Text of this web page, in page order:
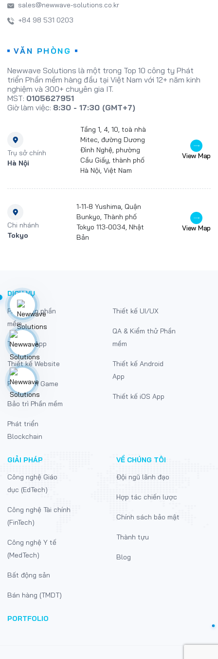
sales@newwave-solutions.co.kr
+84 98 531 0203
VĂN PHÒNG
Newwave Solutions là một trong Top 10 công ty Phát
triển Phần mềm hàng đầu tại Việt Nam với 12+ năm kinh
nghiệm và 300+ chuyên gia IT.
MST: 0105627951
Giờ làm việc: 8:30 - 17:30 (GMT+7)
Trụ sở chính
Hà Nội
Tầng 1, 4, 10, toà nhà
Mitec, đường Dương
Đình Nghệ, phường
Cầu Giấy, thành phố
Hà Nội, Việt Nam
View Map
Chi nhánh
Tokyo
1-11-8 Yushima, Quận
Bunkyo, Thành phố
Tokyo 113-0034, Nhật
Bản
View Map
DỊCH VỤ
Phát triển phần
mềm
Thiết kế App
Thiết kế Website
Phát triển Game
Bảo trì Phần mềm
Phát triển
Blockchain
Thiết kế UI/UX
QA & Kiểm thử Phần
mềm
Thiết kế Android
App
Thiết kế iOS App
GIẢI PHÁP
Công nghệ Giáo
dục (EdTech)
Công nghệ Tài chính
(FinTech)
Công nghệ Y tế
(MedTech)
Bất động sản
Bán hàng (TMDT)
PORTFOLIO
VỀ CHÚNG TÔI
Đội ngũ lãnh đạo
Hợp tác chiến lược
Chính sách bảo mật
Thành tựu
Blog